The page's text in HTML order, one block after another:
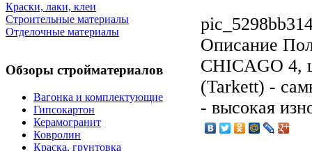
Краски, лаки, клеи
Строительные материалы
Отделочные материалы
Обзоры стройматериалов
Вагонка и комплектующие
Гипсокартон
Керамогранит
Ковролин
Краска, грунтовка
Описание
CHICAGO 4,
(Tarkett) -
- высокая